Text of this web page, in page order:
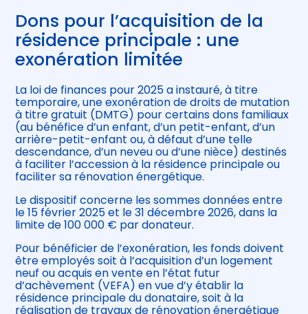
Dons pour l’acquisition de la
résidence principale : une
exonération limitée
La loi de finances pour 2025 a instauré, à titre
temporaire, une exonération de droits de mutation
à titre gratuit (DMTG) pour certains dons familiaux
(au bénéfice d’un enfant, d’un petit-enfant, d’un
arrière-petit-enfant ou, à défaut d’une telle
descendance, d’un neveu ou d’une nièce) destinés
à faciliter l’accession à la résidence principale ou
faciliter sa rénovation énergétique.
Le dispositif concerne les sommes données entre
le 15 février 2025 et le 31 décembre 2026, dans la
limite de 100 000 € par donateur.
Pour bénéficier de l’exonération, les fonds doivent
être employés soit à l’acquisition d’un logement
neuf ou acquis en vente en l’état futur
d’achèvement (VEFA) en vue d’y établir la
résidence principale du donataire, soit à la
réalisation de travaux de rénovation énergétique